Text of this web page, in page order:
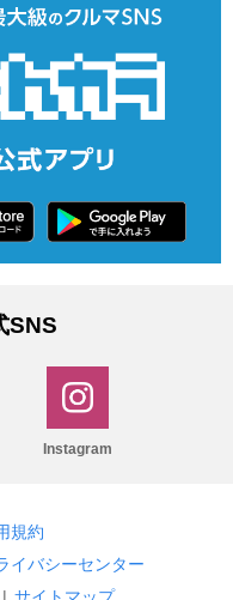
SNS
Instagram
規約
イバシーセンター
| サイトマップ